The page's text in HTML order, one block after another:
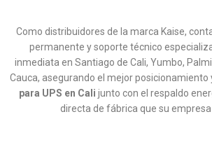
Como distribuidores de la marca Kaise,
permanente y soporte técnico
inmediata en Santiago de Cali, Yumbo,
Cauca, asegurando el mejor posicionamiento
para UPS en Cali junto con el respaldo
directa de fábrica que su empresa